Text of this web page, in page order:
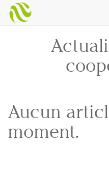
Aucun
moment.